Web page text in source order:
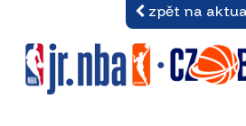
zpět na